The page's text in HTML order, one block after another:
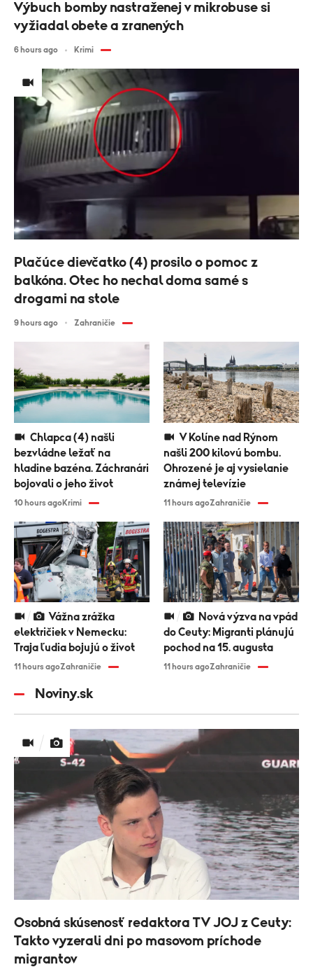
Výbuch bomby nastraženej v mikrobuse si
vyžiadal obete a zranených
6 hours ago Krimi
Plačúce dievčatko (4) prosilo o pomoc z
balkóna. Otec ho nechal doma samé s
drogami na stole
9 hours ago Zahraničie
bezvládne ležať na
hladine bazéna. Záchranári
bojovali o jeho život
10 hours agoKrimi
V Kolíne nad Rýnom
našli 200 kilovú bombu.
Ohrozené je aj vysielanie
známej televízie
11 hours agoZahraničie
električiek v Nemecku:
Traja ľudia bojujú o život
11 hours agoZahraničie
do Ceuty: Migranti plánujú
pochod na 15. augusta
11 hours agoZahraničie
Noviny.sk
Osobná skúsenosť redaktora TV JOJ z Ceuty:
Takto vyzerali dni po masovom príchode
migrantov